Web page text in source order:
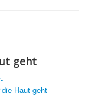
geht
Haut-geht